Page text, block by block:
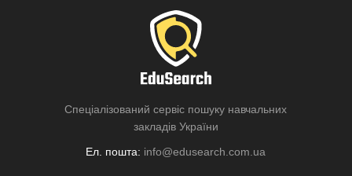
Спеціалізований сервіс пошуку навчальних
закладів України
Ел. пошта: info@edusearch.com.ua